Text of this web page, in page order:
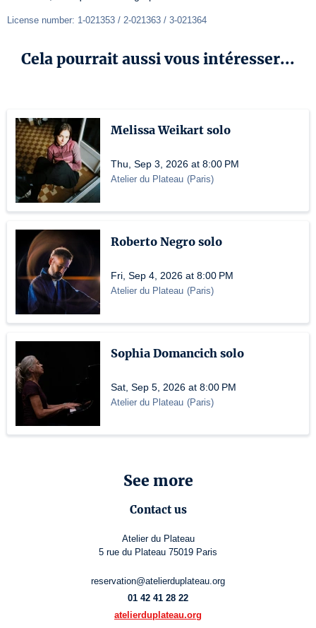
License number: 1-021353 / 2-021363 / 3-021364
Cela pourrait aussi vous intéresser...
Melissa Weikart solo
Thu, Sep 3, 2026 at 8:00 PM
Atelier du Plateau (Paris)
Roberto Negro solo
Fri, Sep 4, 2026 at 8:00 PM
Atelier du Plateau (Paris)
Sophia Domancich solo
Sat, Sep 5, 2026 at 8:00 PM
Atelier du Plateau (Paris)
See more
Contact us
Atelier du Plateau
5 rue du Plateau 75019 Paris
reservation@atelierduplateau.org
01 42 41 28 22
atelierduplateau.org